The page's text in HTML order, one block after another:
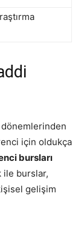
dönemlerinden
için oldukça
bursları
ile burslar,
gelişim